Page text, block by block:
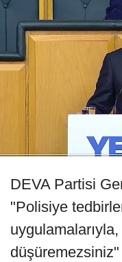
DEVA Partisi
"Polisiye